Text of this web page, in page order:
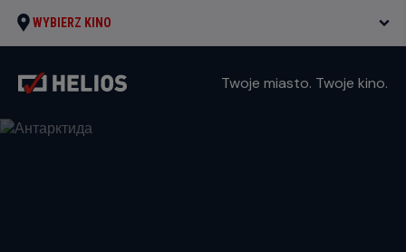
WYBIERZ KINO
Twoje miasto. Twoje kino.